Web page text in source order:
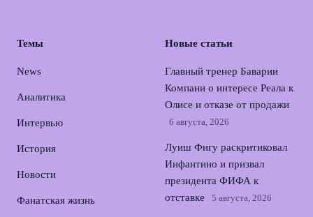
Темы
News
Аналитика
Интервью
История
Новости
Фанатская жизнь
Новые статьи
Главный тренер Баварии
Компани о интересе Реала к
Олисе и отказе от продажи
6 августа, 2026
Луиш Фигу раскритиковал
Инфантино и призвал
президента ФИФА к
отставке
5 августа, 2026